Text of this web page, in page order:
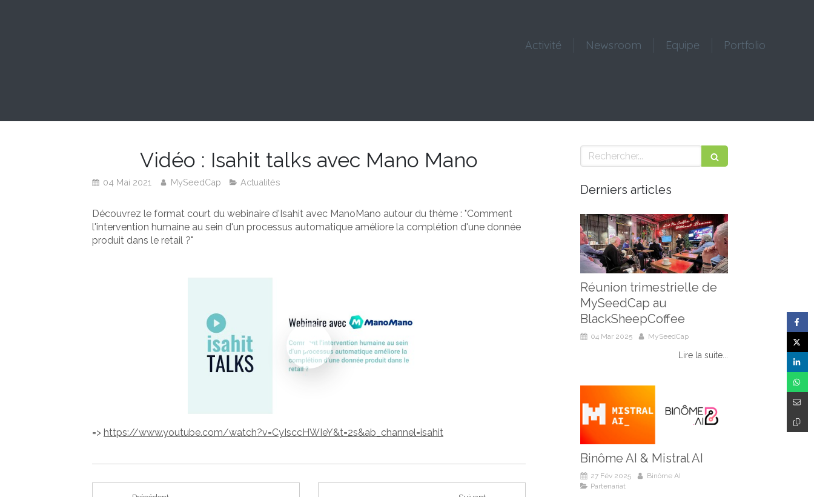
Activité Newsroom Equipe Portfolio
Vidéo : Isahit talks avec Mano Mano
04 Mai 2021 MySeedCap Actualités
Découvrez le format court du webinaire d'Isahit avec ManoMano autour du thème : "Comment
l'intervention humaine au sein d'un processus automatique améliore la complétion d'une donnée
produit dans le retail ?"
=> https://www.youtube.com/watch?v=CyIsccHWIeY&t=2s&ab_channel=isahit
Rechercher
Derniers articles
Réunion trimestrielle de
MySeedCap au
BlackSheepCoffee
04 Mar 2025 MySeedCap
Lire la suite...
Binôme AI & Mistral AI
27 Fév 2025
Binôme AI
Partenariat